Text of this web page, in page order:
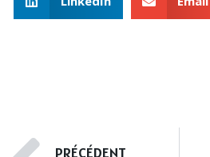
PRÉCÉDENT